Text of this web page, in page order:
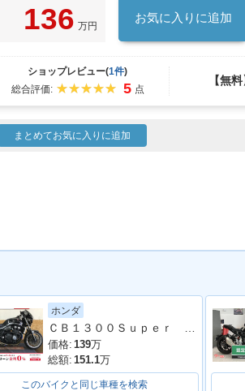
136 万円
お気に入りに追加
ショップレビュー(1件)
総合評価:
5 点
【無
まとめてお気に入りに追加
ホンダ
価格: 139万
総額: 151.1万
このバイクと同じ車種を検索